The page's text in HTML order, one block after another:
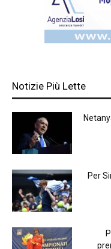
Notizie Più Lette
Per